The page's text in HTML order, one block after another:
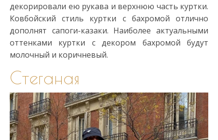
декорировали ею рукава и верхнюю часть куртки.
Ковбойский стиль куртки с бахромой отлично
дополнят сапоги-казаки. Наиболее актуальными
оттенками куртки с декором бахромой будут
молочный и коричневый.
Стеганая